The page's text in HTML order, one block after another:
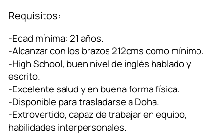
Requisitos:
-Edad mínima: 21 años.
-Alcanzar con los brazos 212cms como mínimo.
-High School, buen nivel de inglés hablado y
escrito.
-Excelente salud y en buena forma física.
-Disponible para trasladarse a Doha.
-Extrovertido, capaz de trabajar en equipo,
habilidades interpersonales.